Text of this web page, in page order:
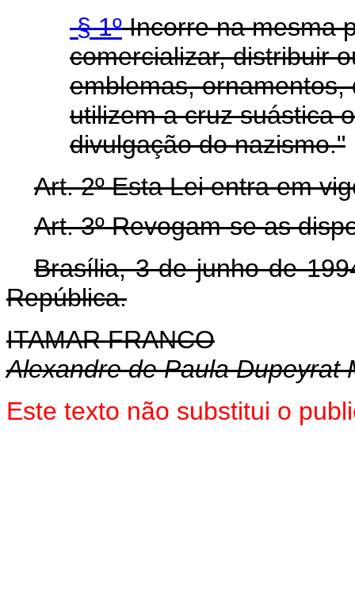
§ 1ºIncorre na mesma
comercializar, distribuir
emblemas,
utilizem a cruz suástica
divulgação do nazismo."
Art. 2º Esta Lei entra em
Art. 3º Revogam-se as
Brasília, 3 de junho de
República.
ITAMAR FRANCO
Alexandre de Paula Dupeyrat
Este texto não substitui o